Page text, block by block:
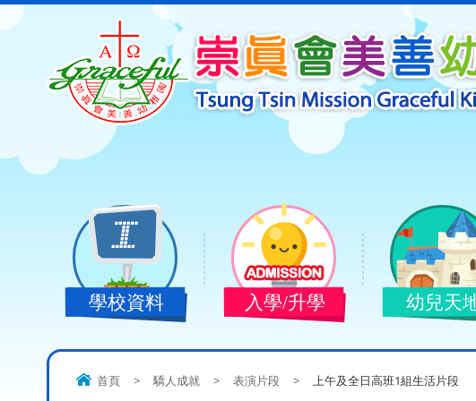
學校資料 入學/升學 幼兒天
首頁 > 驕人成就 > 表演片段 > 上午及全日高班1組生活片段